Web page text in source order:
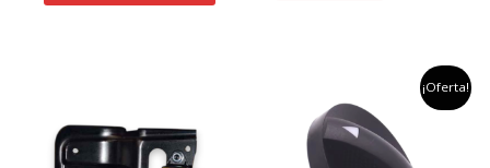
¡Oferta!
precio
original
era:
$45,000.
el
precio
actual